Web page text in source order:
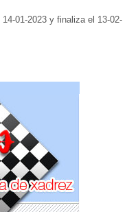
01-2023 y finaliza el 13-02-